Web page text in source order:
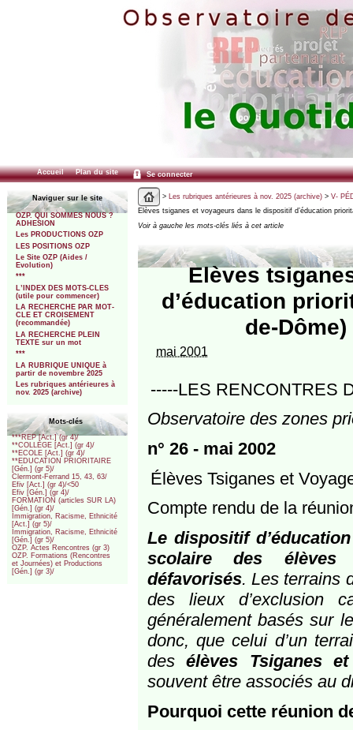
Accueil Plan du site Se connecter
Naviguer sur le site
OZP. QUI SOMMES NOUS ?
ADHESION
Les PRODUCTIONS OZP
LES POSITIONS OZP
Le Site OZP (Aides /
Evolution)
***
L’INDEX DES MOTS-CLES
(utile pour commencer)
LA RECHERCHE PAR MOT-
CLE ET CROISEMENT
(recommandée)
LA RECHERCHE PLEIN
TEXTE sur un mot
***
LA RUBRIQUE UNIQUE à
partir de novembre 2025
Les rubriques antérieures à
nov. 2025 (archive)
Mots-clés
***REP [Act.] (gr 4)/
**COLLEGE [Act.] (gr 4)/
**ECOLE [Act.] (gr 4)/
**EDUCATION PRIORITAIRE
[Gén.] (gr 5)/
Clermont-Ferrand 15, 43, 63/
Efiv [Act.] (gr 4)/<50
Efiv [Gén.] (gr 4)/
FORMATION (articles SUR LA)
[Gén.] (gr 4)/
Immigration, Racisme, Ethnicité
[Act.] (gr 5)/
Immigration, Racisme, Ethnicité
[Gén.] (gr 5)/
OZP. Actes Rencontres (gr 3)
OZP. Formations (Rencontres
et Journées) et Productions
[Gén.] (gr 3)/
> Les rubriques antérieures à nov. 2025 (archive)> V-
Elèves tsiganes et voyageurs dans le dispositif d’éducation
Voir à gauche les mots-clés liés à cet article
Elèves
d’éducation
de-
mai 2001
-----LES RENCONTRES
Observatoire des zones
n° 26 - mai 2002
Élèves Tsiganes et
Compte rendu de la
Le dispositif
scolaire des élèves
défavorisés. Les terrains
des lieux d’exclusion
généralement basés sur
donc, que celui d’un
desélèves Tsiganes
souvent être associés au
Pourquoi cette réunion